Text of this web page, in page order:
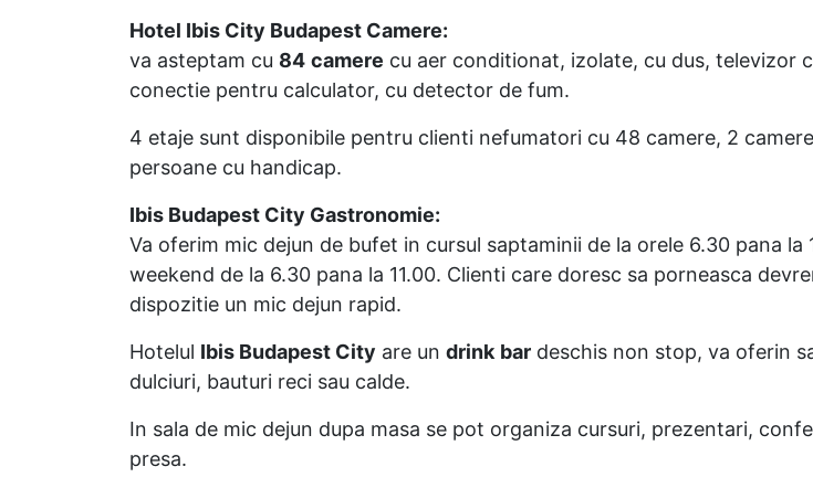
Hotel Ibis City Budapest Camere:
va asteptam cu 84 camere cu aer conditionat, izolate, cu dus, televizor
conectie pentru calculator, cu detector de fum.
4 etaje sunt disponibile pentru clienti nefumatori cu 48 camere, 2
persoane cu handicap.
Ibis Budapest City Gastronomie:
Va oferim mic dejun de bufet in cursul saptaminii de la orele 6.30 pana la
weekend de la 6.30 pana la 11.00. Clienti care doresc sa porneasca
dispozitie un mic dejun rapid.
Hotelul Ibis Budapest City are un drink bar deschis non stop, va oferin
dulciuri, bauturi reci sau calde.
In sala de mic dejun dupa masa se pot organiza cursuri, prezentari,
presa.